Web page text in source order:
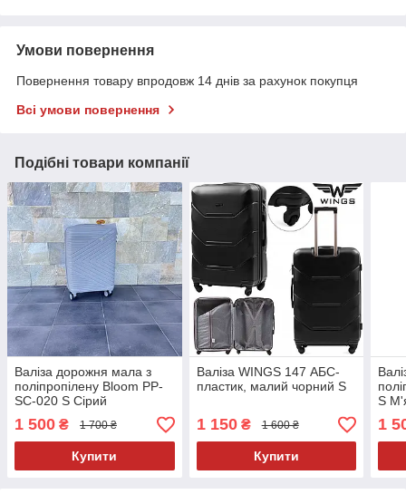
Умови повернення
Повернення товару впродовж 14 днів за рахунок покупця
Всі умови повернення
Подібні товари компанії
Валіза дорожня мала з
поліпропілену Bloom PP-
SC-020 S Сірий
1 500 ₴ 1 700 ₴
Купити
Валіза WINGS 147 АБС-
пластик, малий чорний S
1 150₴ 1 600 ₴
Купити
S
1